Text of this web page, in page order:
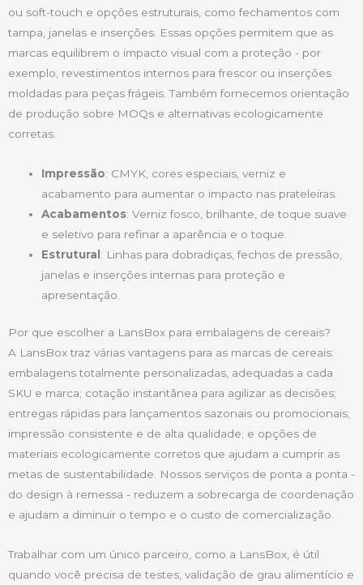
ou soft-touch e opções estruturais, como fechamentos com
tampa, janelas e inserções. Essas opções permitem que as
marcas equilibrem o impacto visual com a proteção - por
exemplo, revestimentos internos para frescor ou inserções
moldadas para peças frágeis. Também fornecemos orientação
de produção sobre MOQs e alternativas ecologicamente
corretas.
Impressão: CMYK, cores especiais, verniz e
acabamento para aumentar o impacto nas prateleiras.
Acabamentos: Verniz fosco, brilhante, de toque suave
e seletivo para refinar a aparência e o toque.
Estrutural : Linhas para dobradiças, fechos de pressão,
janelas e inserções internas para proteção e
apresentação.
Por que escolher a LansBox para embalagens de cereais?
A LansBox traz várias vantagens para as marcas de cereais:
embalagens totalmente personalizadas, adequadas a cada
SKU e marca; cotação instantânea para agilizar as decisões;
entregas rápidas para lançamentos sazonais ou promocionais;
impressão consistente e de alta qualidade; e opções de
materiais ecologicamente corretos que ajudam a cumprir as
metas de sustentabilidade. Nossos serviços de ponta a ponta -
do design à remessa - reduzem a sobrecarga de coordenação
e ajudam a diminuir o tempo e o custo de comercialização.
Trabalhar com um único parceiro, como a LansBox, é útil
quando você precisa de testes, validação de grau alimentício e